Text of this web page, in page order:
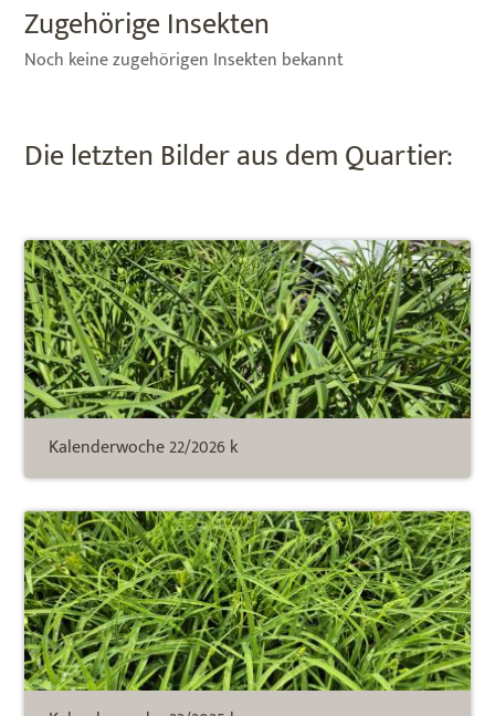
Zugehörige Insekten
Noch keine zugehörigen Insekten bekannt
Die letzten Bilder aus dem Quartier:
Kalenderwoche 22/2026 k